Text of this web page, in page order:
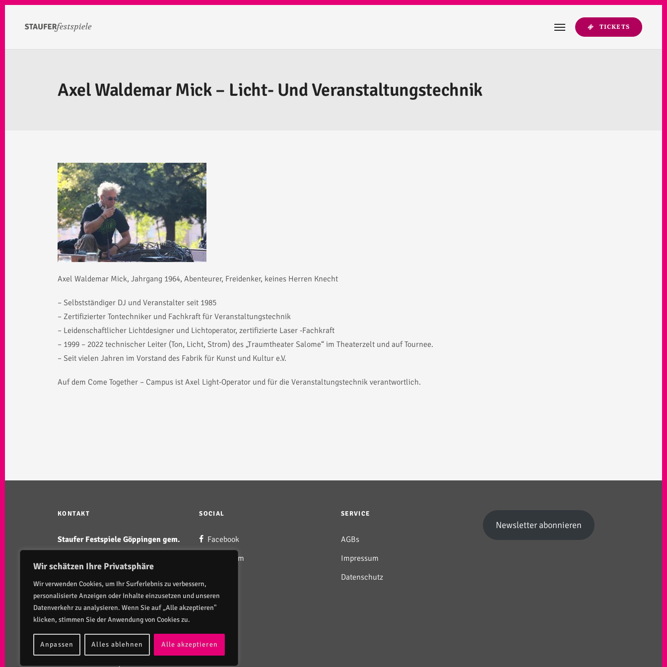
Wir schätzen Ihre Privatsphäre
Wir verwenden Cookies, um Ihr Surferlebnis zu verbessern,
personalisierte Anzeigen oder Inhalte einzusetzen und unseren
Datenverkehr zu analysieren. Wenn Sie auf „Alle akzeptieren"
klicken, stimmen Sie der Anwendung von Cookies zu.
Anpassen Alles ablehnen Alle akzeptieren
TICKETS
Axel Waldemar Mick – Licht- Und Veranstaltungstechnik
Axel Waldemar Mick, Jahrgang 1964, Abenteurer, Freidenker, keines Herren Knecht
– Selbstständiger DJ und Veranstalter seit 1985
– Zertifizierter Tontechniker und Fachkraft für Veranstaltungstechnik
– Leidenschaftlicher Lichtdesigner und Lichtoperator, zertifizierte Laser -Fachkraft
– 1999 – 2022 technischer Leiter (Ton, Licht, Strom) des „Traumtheater Salome“ im Theaterzelt und auf Tournee.
– Seit vielen Jahren im Vorstand des Fabrik für Kunst und Kultur e.V.
Auf dem Come Together – Campus ist Axel Light-Operator und für die Veranstaltungstechnik verantwortlich.
KONTAKT
Staufer Festspiele Göppingen gem.
GmbH
Karl-Ehmann-Strasse 43
73037 Göppingen
+49 (0)7161 - 61898 - 22
info@staufer-festspiele.de
SOCIAL
Facebook
Instagram
SERVICE
AGBs
Impressum
Datenschutz
Newsletter abonnieren